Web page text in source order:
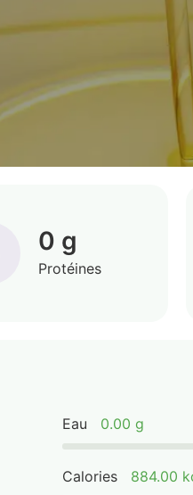
0 g
Protéines
Eau 0.00 g
Calories 884.00